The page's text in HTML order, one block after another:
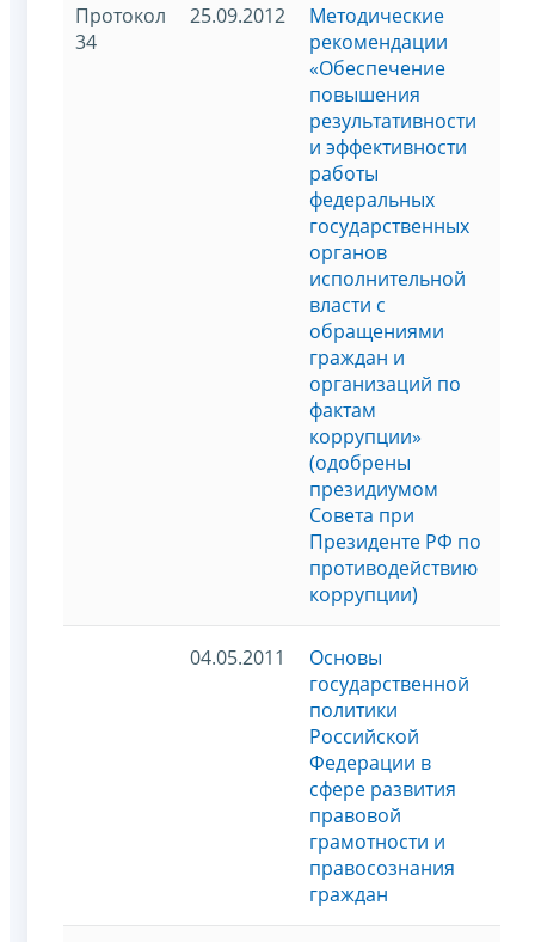
Протокол
34
25.09.2012
Методические
рекомендации
«Обеспечение
повышения
результативности
и эффективности
работы
федеральных
государственных
органов
исполнительной
власти с
обращениями
граждан и
организаций по
фактам
коррупции»
(одобрены
президиумом
Совета при
Президенте РФ по
противодействию
коррупции)
04.05.2011
Основы
государственной
политики
Российской
Федерации в
сфере развития
правовой
грамотности и
правосознания
граждан